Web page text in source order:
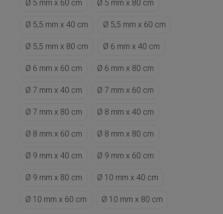
Ø 5 mm x 60 cm Ø 5 mm x 80 cm
Ø 5,5 mm x 40 cm Ø 5,5 mm x 60 cm
Ø 5,5 mm x 80 cm Ø 6 mm x 40 cm
Ø 6 mm x 60 cm Ø 6 mm x 80 cm
Ø 7 mm x 40 cm Ø 7 mm x 60 cm
Ø 7 mm x 80 cm Ø 8 mm x 40 cm
Ø 8 mm x 60 cm Ø 8 mm x 80 cm
Ø 9 mm x 40 cm Ø 9 mm x 60 cm
Ø 9 mm x 80 cm Ø 10 mm x 40 cm
Ø 10 mm x 60 cm Ø 10 mm x 80 cm